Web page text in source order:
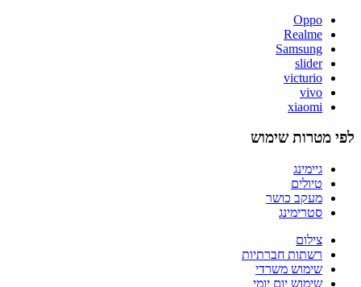
Oppo
Realme
Samsung
slider
victurio
vivo
xiaomi
לפי מטרות שימוש
גיימינג
טיולים
מעקב כושר
סטרימינג
צילום
רשתות חברתיות
שימוש משרדי
שימוש יום יומי